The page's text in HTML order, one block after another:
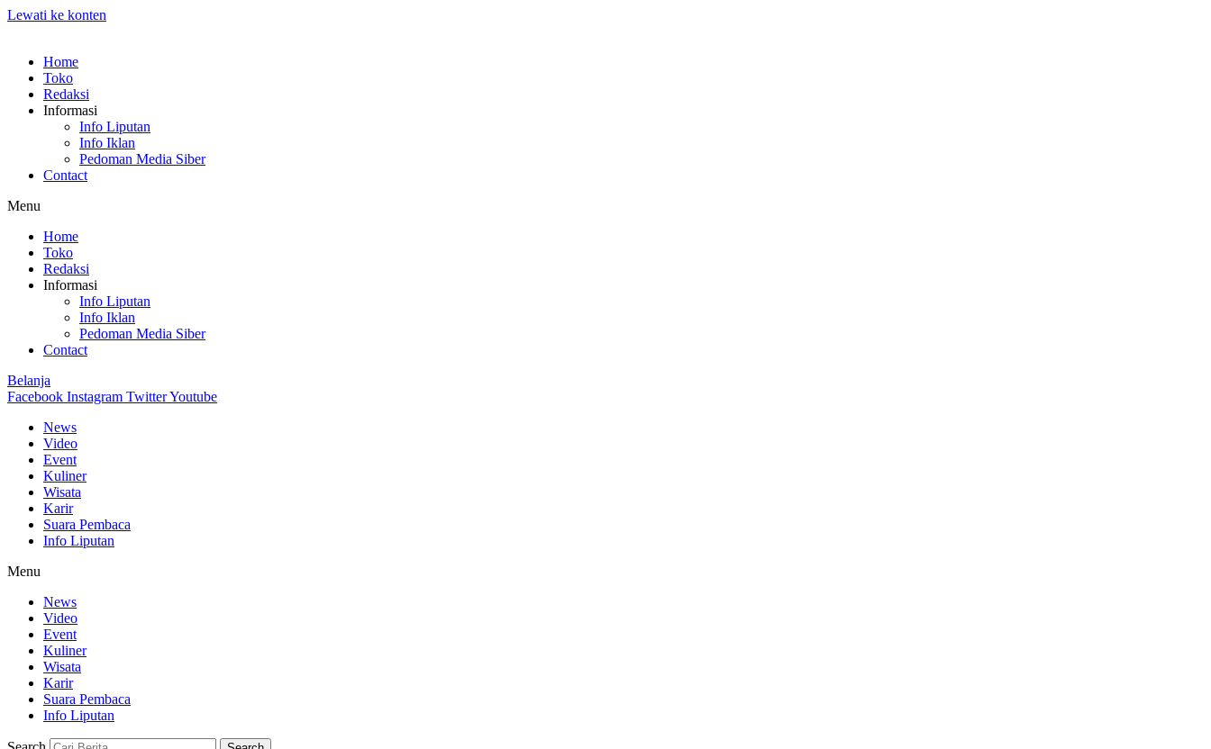
Lewati ke konten
Home
Toko
Redaksi
Informasi
Info Liputan
Info Iklan
Pedoman Media Siber
Contact
Menu
Home
Toko
Redaksi
Informasi
Info Liputan
Info Iklan
Pedoman Media Siber
Contact
Belanja
Facebook Instagram TwitterYoutube
News
Video
Event
Kuliner
Wisata
Karir
Suara Pembaca
Info Liputan
Menu
News
Video
Event
Kuliner
Wisata
Karir
Suara Pembaca
Info Liputan